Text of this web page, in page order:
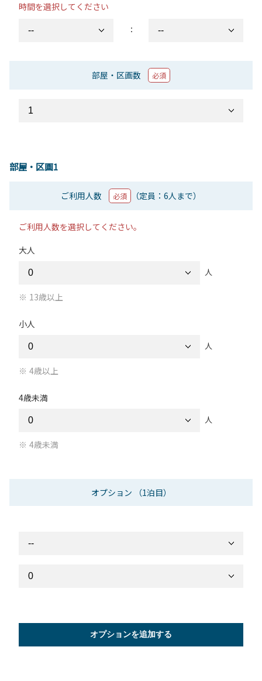
時間を選択してください
：
部屋・区画数 必須
部屋・区画1
ご利用人数 必須 （定員：6人まで）
ご利用人数を選択してください。
大人
人
13歳以上
小人
人
4歳以上
4歳未満
人
4歳未満
オプション （1泊目）
オプションを追加する